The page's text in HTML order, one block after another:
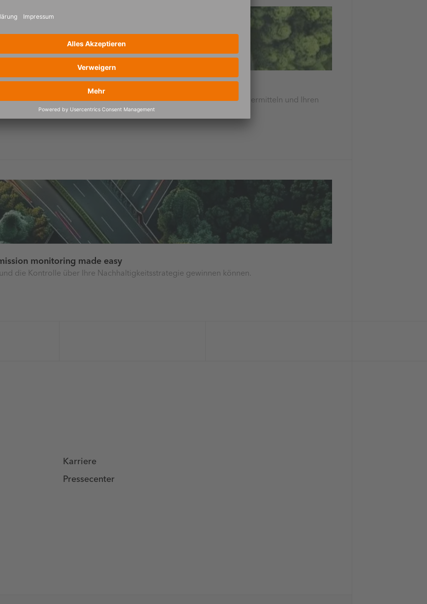
in your transportation network
um Emissionen kontinuierlich zu verfolgen, Reduktionspotenziale zu ermitteln und Ihren
monitoring made easy
die Kontrolle über Ihre Nachhaltigkeitsstrategie gewinnen können.
Karriere
Pressecenter